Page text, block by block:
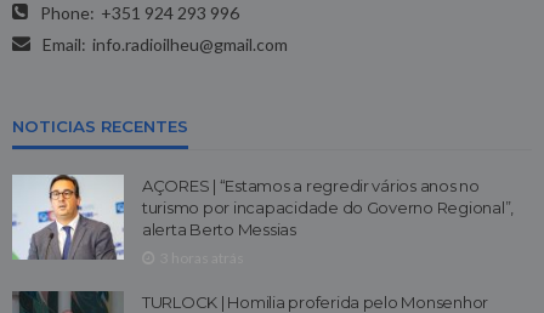
Phone: +351 924 293 996
Email: info.radioilheu@gmail.com
NOTICIAS RECENTES
AÇORES | “Estamos a regredir vários anos no
turismo por incapacidade do Governo Regional”,
alerta Berto Messias
TURLOCK | Homilia proferida pelo Monsenhor